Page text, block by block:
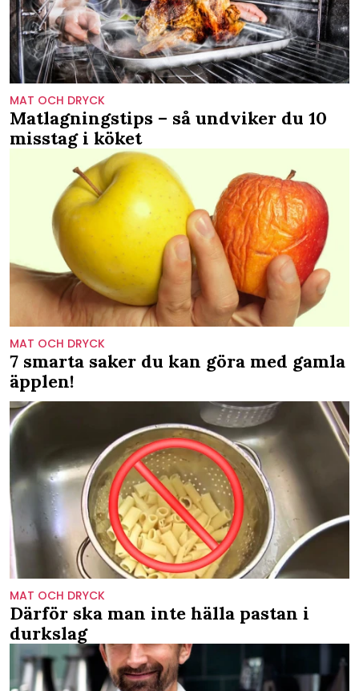
MAT OCH DRYCK
Matlagningstips – så undviker du 10
misstag i köket
MAT OCH DRYCK
7 smarta saker du kan göra med gamla
äpplen!
MAT OCH DRYCK
Därför ska man inte hälla pastan i
durkslag